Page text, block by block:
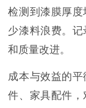
检测到漆膜厚
少漆料浪费。
和质量改进。
成本与效益的
件、家具配件